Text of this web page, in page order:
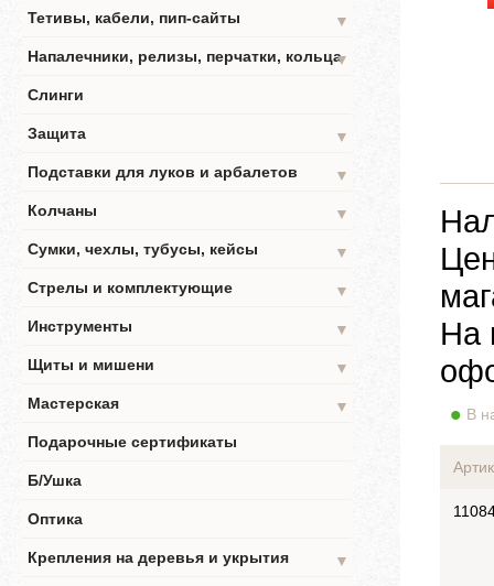
Тетивы, кабели, пип-сайты
▼
Напалечники, релизы, перчатки, кольца▼
Слинги
Защита
▼
Подставки для луков и арбалетов
▼
Колчаны
▼
Сумки, чехлы, тубусы, кейсы
▼
Стрелы и комплектующие
▼
Инструменты
▼
Щиты и мишени
▼
Мастерская
▼
Подарочные сертификаты
Б/Ушка
Оптика
Крепления на деревья и укрытия
▼
На
В